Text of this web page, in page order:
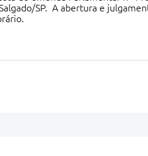
SP. A abertura e